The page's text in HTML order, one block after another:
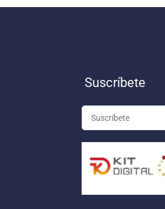
Suscríbete